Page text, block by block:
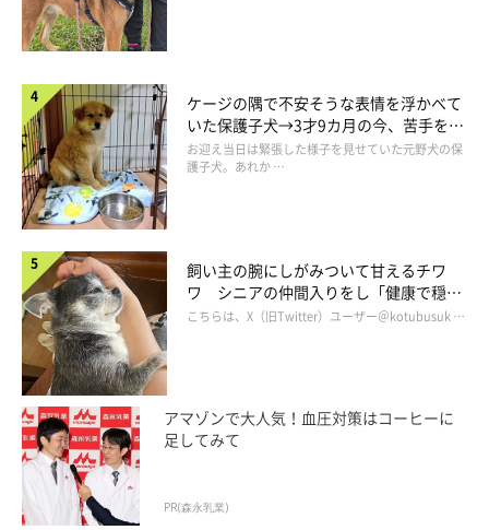
ごろ〜んのポーズのゆずちゃん
ケージの隅で不安そうな表情を浮かべて
いた保護子犬→3才9カ月の今、苦手を克
服し頼もしいコに成長！
お迎え当日は緊張した様子を見せていた元野犬の保
護子犬。あれか …
飼い主の腕にしがみついて甘えるチワ
ワ シニアの仲間入りをし「健康で穏や
かな暮らしが続いてほしい」と願う
こちらは、X（旧Twitter）ユーザー＠kotubusuk …
アマゾンで大人気！血圧対策はコーヒーに
足してみて
PR(森永乳業)